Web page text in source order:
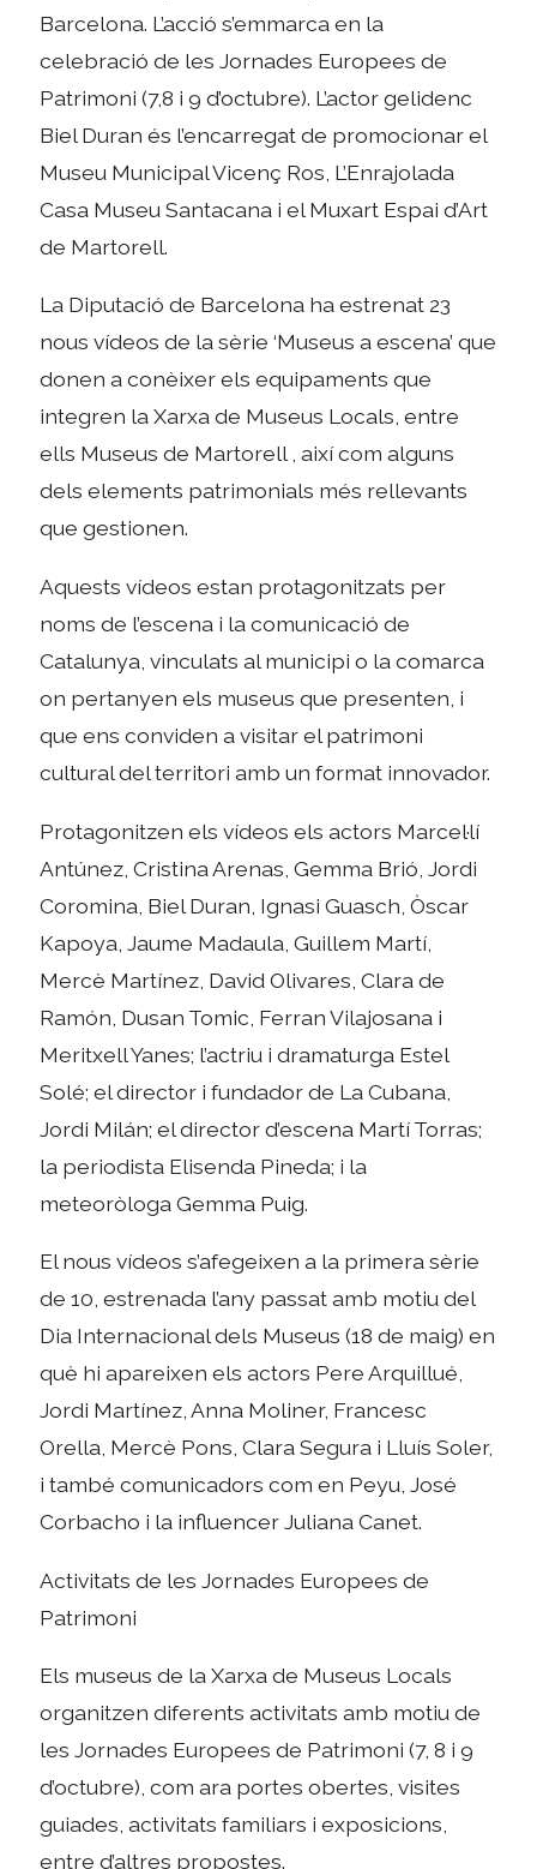
Barcelona. L’acció s’emmarca en la
celebració de les Jornades Europees de
Patrimoni (7,8 i 9 d’octubre). L’actor gelidenc
Biel Duran és l’encarregat de promocionar el
Museu Municipal Vicenç Ros, L’Enrajolada
Casa Museu Santacana i el Muxart Espai d’Art
de Martorell.
La Diputació de Barcelona ha estrenat 23
nous vídeos de la sèrie ‘Museus a escena’ que
donen a conèixer els equipaments que
integren la Xarxa de Museus Locals, entre
ells Museus de Martorell , així com alguns
dels elements patrimonials més rellevants
que gestionen.
Aquests vídeos estan protagonitzats per
noms de l’escena i la comunicació de
Catalunya, vinculats al municipi o la comarca
on pertanyen els museus que presenten, i
que ens conviden a visitar el patrimoni
cultural del territori amb un format innovador.
Protagonitzen els vídeos els actors Marcel·lí
Antúnez, Cristina Arenas, Gemma Brió, Jordi
Coromina, Biel Duran, Ignasi Guasch, Òscar
Kapoya, Jaume Madaula, Guillem Martí,
Mercè Martínez, David Olivares, Clara de
Ramón, Dusan Tomic, Ferran Vilajosana i
Meritxell Yanes; l’actriu i dramaturga Estel
Solé; el director i fundador de La Cubana,
Jordi Milán; el director d’escena Martí Torras;
la periodista Elisenda Pineda; i la
meteoròloga Gemma Puig.
El nous vídeos s’afegeixen a la primera sèrie
de 10, estrenada l’any passat amb motiu del
Dia Internacional dels Museus (18 de maig) en
què hi apareixen els actors Pere Arquillué,
Jordi Martínez, Anna Moliner, Francesc
Orella, Mercè Pons, Clara Segura i Lluís Soler,
i també comunicadors com en Peyu, José
Corbacho i la influencer Juliana Canet.
Activitats de les Jornades Europees de
Patrimoni
Els museus de la Xarxa de Museus Locals
organitzen diferents activitats amb motiu de
les Jornades Europees de Patrimoni (7, 8 i 9
d’octubre), com ara portes obertes, visites
guiades, activitats familiars i exposicions,
entre d’altres propostes.